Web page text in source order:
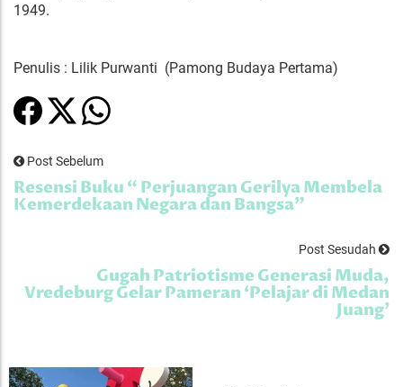
1949.
Penulis : Lilik Purwanti (Pamong Budaya Pertama)
Post Sebelum
Resensi Buku “ Perjuangan Gerilya Membela
Kemerdekaan Negara dan Bangsa”
Post Sesudah
Gugah Patriotisme Generasi Muda,
Vredeburg Gelar Pameran ‘Pelajar di Medan
Juang’